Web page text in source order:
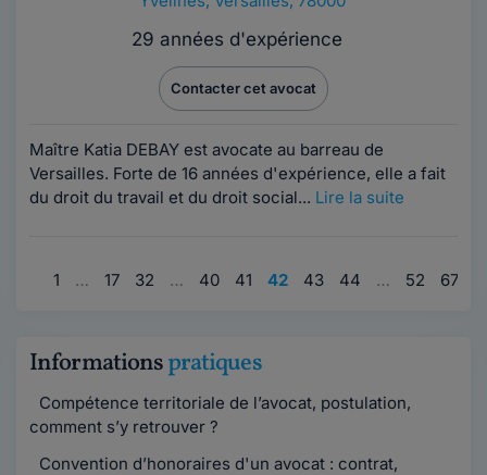
29 années d'expérience
Contacter cet avocat
Maître Katia DEBAY est avocate au barreau de
Versailles. Forte de 16 années d'expérience, elle a fait
du droit du travail et du droit social... Lire la suite
1 … 17 32 … 40 41 42 43 44 … 52 67
Informationspratiques
Compétence territoriale de l’avocat, postulation,
comment s’y retrouver ?
Convention d’honoraires d'un avocat : contrat,